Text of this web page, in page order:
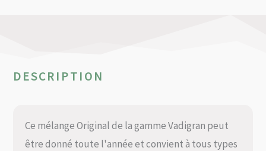
DESCRIPTION
Ce mélange Original de la gamme Vadigran peut
être donné toute l'année et convient à tous types